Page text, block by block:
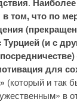
в том, что по
(и с
для
(который и так
в